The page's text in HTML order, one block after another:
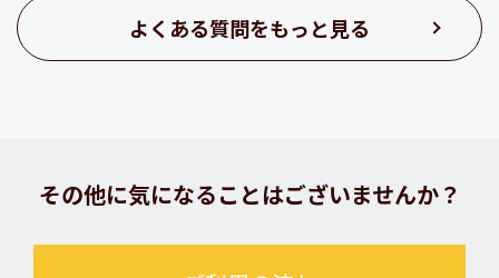
よくある質問をもっと見る
その他に気になることはございませんか？